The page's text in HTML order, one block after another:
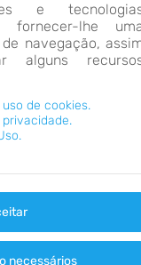
e
fornecer-lhe
navegação,
alguns
de cookies.
necessários
DE